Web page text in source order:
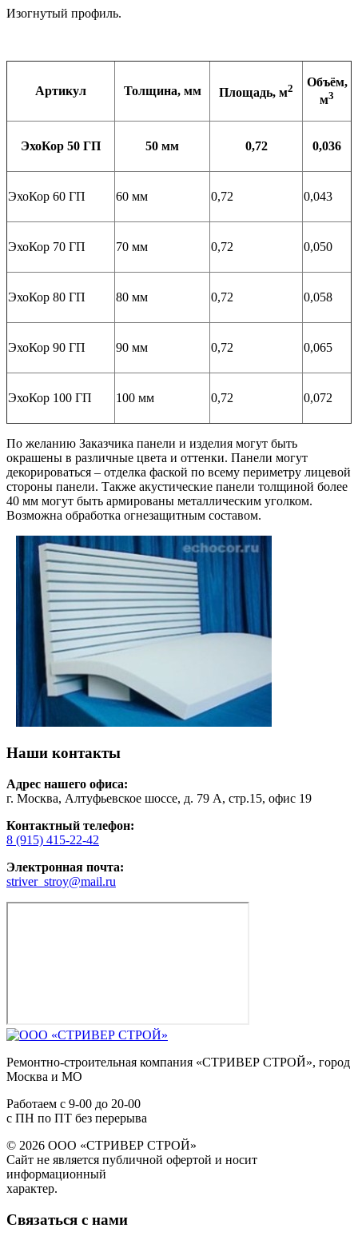
Изогнутый профиль.
Артикул Толщина, мм Площадь, м2
Объём,
м3
ЭхоКор 50 ГП 50 мм 0,72 0,036
ЭхоКор 60 ГП 60 мм 0,72 0,043
ЭхоКор 70 ГП 70 мм 0,72 0,050
ЭхоКор 80 ГП 80 мм 0,72 0,058
ЭхоКор 90 ГП 90 мм 0,72 0,065
ЭхоКор 100 ГП 100 мм 0,72 0,072
По желанию Заказчика панели и изделия могут быть
окрашены в различные цвета и оттенки. Панели могут
декорироваться – отделка фаской по всему периметру лицевой
стороны панели. Также акустические панели толщиной более
40 мм могут быть армированы металлическим уголком.
Возможна обработка огнезащитным составом.
Наши контакты
Адрес нашего офиса:
г. Москва, Алтуфьевское шоссе, д. 79 А, стр.15, офис 19
Контактный телефон:
8 (915) 415-22-42
Электронная почта:
striver_stroy@mail.ru
Ремонтно-строительная компания «СТРИВЕР СТРОЙ», город
Москва и МО
Работаем с 9-00 до 20-00
с ПН по ПТ без перерыва
© 2026 ООО «СТРИВЕР СТРОЙ»
Сайт не является публичной офертой и носит
информационный
характер.
Связаться с нами